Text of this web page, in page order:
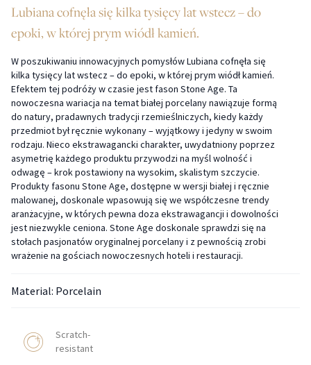
Lubiana cofnęła się kilka tysięcy lat wstecz – do
epoki, w której prym wiódł kamień.
W poszukiwaniu innowacyjnych pomysłów Lubiana cofnęła się
kilka tysięcy lat wstecz – do epoki, w której prym wiódł kamień.
Efektem tej podróży w czasie jest fason Stone Age. Ta
nowoczesna wariacja na temat białej porcelany nawiązuje formą
do natury, pradawnych tradycji rzemieślniczych, kiedy każdy
przedmiot był ręcznie wykonany – wyjątkowy i jedyny w swoim
rodzaju. Nieco ekstrawagancki charakter, uwydatniony poprzez
asymetrię każdego produktu przywodzi na myśl wolność i
odwagę – krok postawiony na wysokim, skalistym szczycie.
Produkty fasonu Stone Age, dostępne w wersji białej i ręcznie
malowanej, doskonale wpasowują się we współczesne trendy
aranżacyjne, w których pewna doza ekstrawagancji i dowolności
jest niezwykle ceniona. Stone Age doskonale sprawdzi się na
stołach pasjonatów oryginalnej porcelany i z pewnością zrobi
wrażenie na gościach nowoczesnych hoteli i restauracji.
Material: Porcelain
Scratch-
resistant